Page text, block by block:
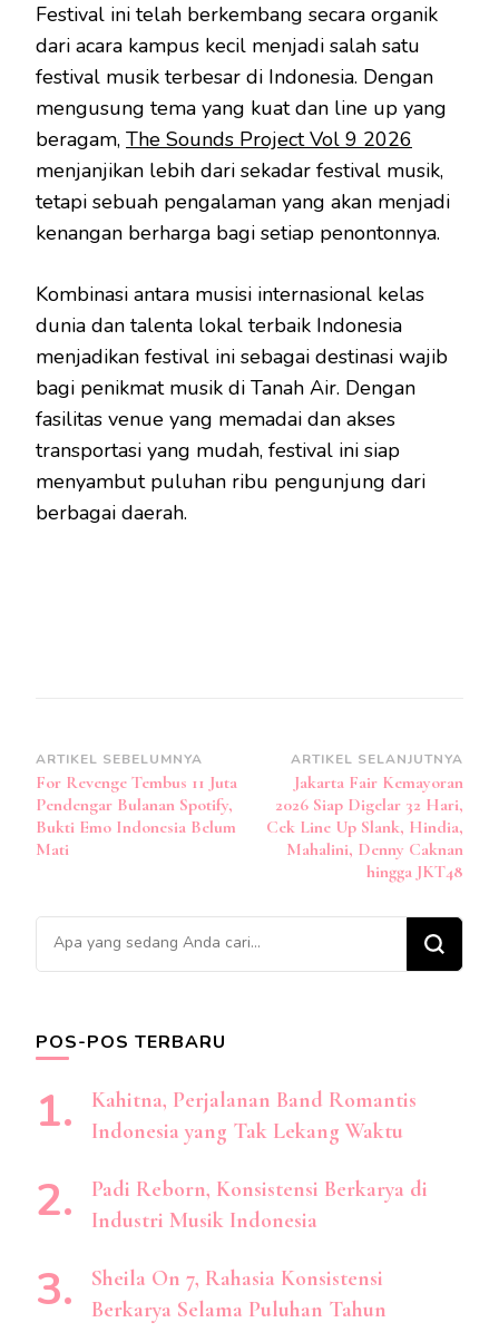
Festival ini telah berkembang secara organik
dari acara kampus kecil menjadi salah satu
festival musik terbesar di Indonesia. Dengan
mengusung tema yang kuat dan line up yang
beragam, The Sounds Project Vol 9 2026
menjanjikan lebih dari sekadar festival musik,
tetapi sebuah pengalaman yang akan menjadi
kenangan berharga bagi setiap penontonnya.
Kombinasi antara musisi internasional kelas
dunia dan talenta lokal terbaik Indonesia
menjadikan festival ini sebagai destinasi wajib
bagi penikmat musik di Tanah Air. Dengan
fasilitas venue yang memadai dan akses
transportasi yang mudah, festival ini siap
menyambut puluhan ribu pengunjung dari
berbagai daerah.
Navigasi
Artikel
ARTIKEL SEBELUMNYA
For Revenge Tembus 11 Juta
Pendengar Bulanan Spotify,
Bukti Emo Indonesia Belum
Mati
ARTIKEL SELANJUTNYA
Jakarta Fair Kemayoran
2026 Siap Digelar 32 Hari,
Cek Line Up Slank, Hindia,
Mahalini, Denny Caknan
hingga JKT48
Mencari
Sesuatu?
POS-POS TERBARU
Kahitna, Perjalanan Band Romantis
Indonesia yang Tak Lekang Waktu
Padi Reborn, Konsistensi Berkarya di
Industri Musik Indonesia
Sheila On 7, Rahasia Konsistensi
Berkarya Selama Puluhan Tahun